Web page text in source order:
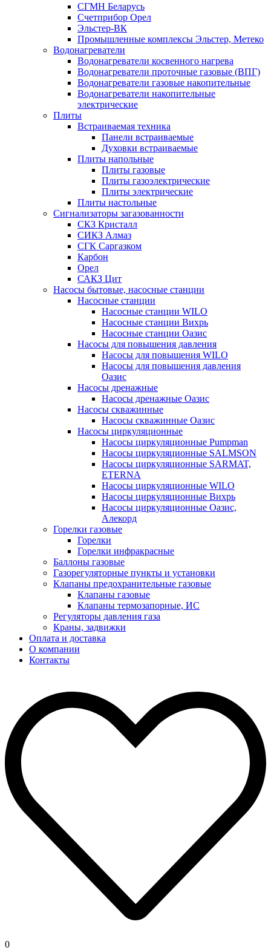
СГМН Беларусь
Счетприбор Орел
Эльстер-ВК
Промышленные комплексы Эльстер, Метеко
Водонагреватели
Водонагреватели косвенного нагрева
Водонагреватели проточные газовые (ВПГ)
Водонагреватели газовые накопительные
Водонагреватели накопительные
электрические
Плиты
Встраиваемая техника
Панели встраиваемые
Духовки встраиваемые
Плиты напольные
Плиты газовые
Плиты газоэлектрические
Плиты электрические
Плиты настольные
Сигнализаторы загазованности
СКЗ Кристалл
СИКЗ Алмаз
СГК Саргазком
Карбон
Орел
САКЗ Цит
Насосы бытовые, насосные станции
Насосные станции
Насосные станции WILO
Насосные станции Вихрь
Насосные станции Оазис
Насосы для повышения давления
Насосы для повышения WILO
Насосы для повышения давления
Оазис
Насосы дренажные
Насосы дренажные Оазис
Насосы скважинные
Насосы скважинные Оазис
Насосы циркуляционные
Насосы циркуляционные Pumpman
Насосы циркуляционные SALMSON
Насосы циркуляционные SARMAT,
ETERNA
Насосы циркуляционные WILO
Насосы циркуляционные Вихрь
Насосы циркуляционные Оазис,
Алекорд
Горелки газовые
Горелки
Горелки инфракрасные
Баллоны газовые
Газорегуляторные пункты и установки
Клапаны предохранительные газовые
Клапаны газовые
Клапаны термозапорные, ИС
Регуляторы давления газа
Краны, задвижки
Оплата и доставка
О компании
Контакты
0